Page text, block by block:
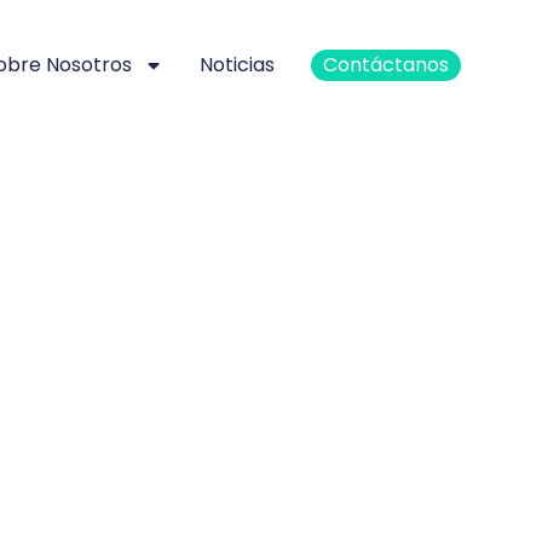
Nosotros Noticias Contáctanos